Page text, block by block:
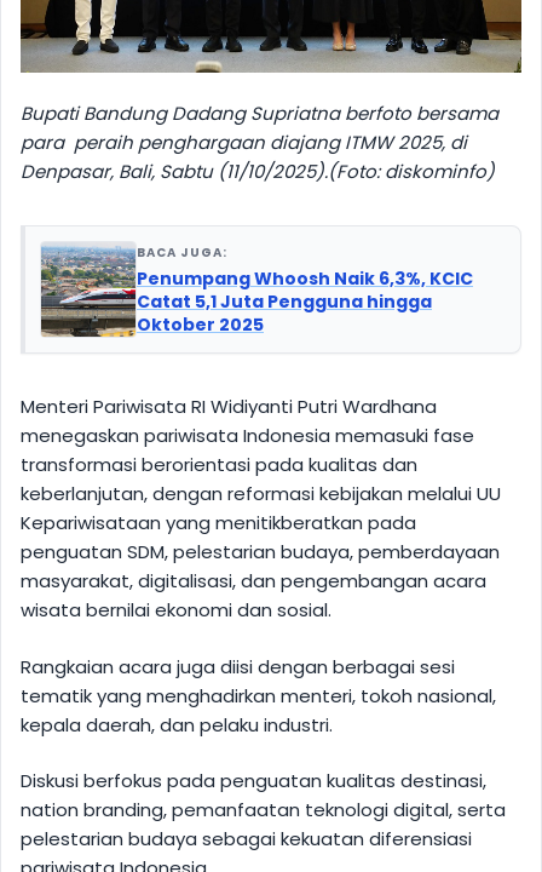
Bupati Bandung Dadang Supriatna berfoto bersama
para peraih penghargaan diajang ITMW 2025, di
Denpasar, Bali, Sabtu (11/10/2025).(Foto: diskominfo)
BACA JUGA:
Penumpang Whoosh Naik 6,3%, KCIC
Catat 5,1 Juta Pengguna hingga
Oktober 2025
Menteri Pariwisata RI Widiyanti Putri Wardhana
menegaskan pariwisata Indonesia memasuki fase
transformasi berorientasi pada kualitas dan
keberlanjutan, dengan reformasi kebijakan melalui UU
Kepariwisataan yang menitikberatkan pada
penguatan SDM, pelestarian budaya, pemberdayaan
masyarakat, digitalisasi, dan pengembangan acara
wisata bernilai ekonomi dan sosial.
Rangkaian acara juga diisi dengan berbagai sesi
tematik yang menghadirkan menteri, tokoh nasional,
kepala daerah, dan pelaku industri.
Diskusi berfokus pada penguatan kualitas destinasi,
nation branding, pemanfaatan teknologi digital, serta
pelestarian budaya sebagai kekuatan diferensiasi